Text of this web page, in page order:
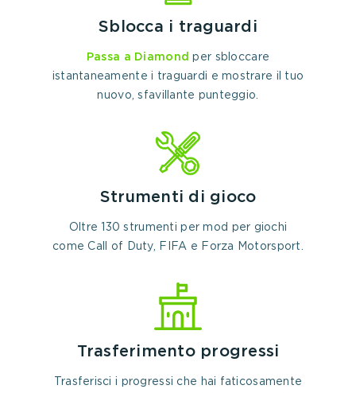
Sblocca i traguardi
Passa a Diamond per sbloccare
istantaneamente i traguardi e mostrare il tuo
nuovo, sfavillante punteggio.
Strumenti di gioco
Oltre 130 strumenti per mod per giochi
come Call of Duty, FIFA e Forza Motorsport.
Trasferimento progressi
Trasferisci i progressi che hai faticosamente